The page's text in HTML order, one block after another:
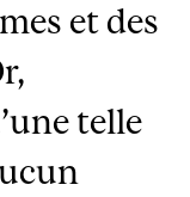
et des
telle